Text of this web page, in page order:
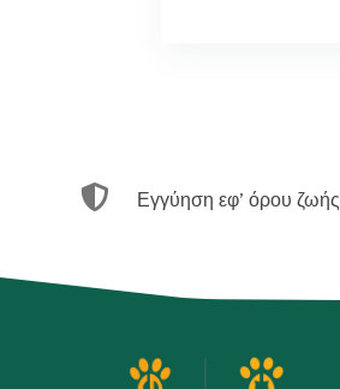
 Εγγύηση εφ’ όρου ζωής